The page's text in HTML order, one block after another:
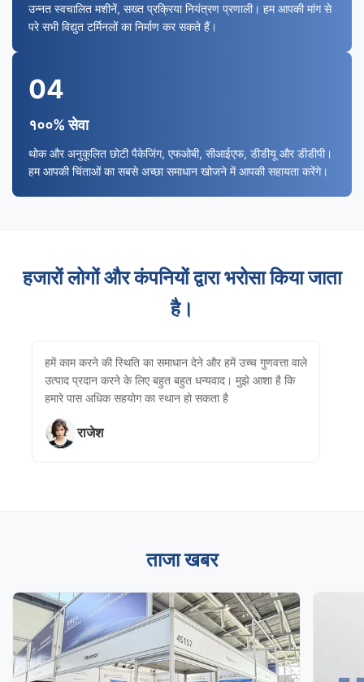
उन्नत स्वचालित मशीनें, सख्त प्रक्रिया नियंत्रण प्रणाली। हम आपकी मांग से
परे सभी विद्युत टर्मिनलों का निर्माण कर सकते हैं।
04
१००% सेवा
थोक और अनुकूलित छोटी पैकेजिंग, एफओबी, सीआईएफ, डीडीयू और डीडीपी।
हम आपकी चिंताओं का सबसे अच्छा समाधान खोजने में आपकी सहायता करेंगे।
हजारों लोगों और कंपनियों द्वारा भरोसा किया जाता
है।
हमें काम करने की स्थिति का समाधान देने और हमें उच्च गुणवत्ता वाले
उत्पाद प्रदान करने के लिए बहुत बहुत धन्यवाद। मुझे आशा है कि
हमारे पास अधिक सहयोग का स्थान हो सकता है
राजेश
ताजा खबर